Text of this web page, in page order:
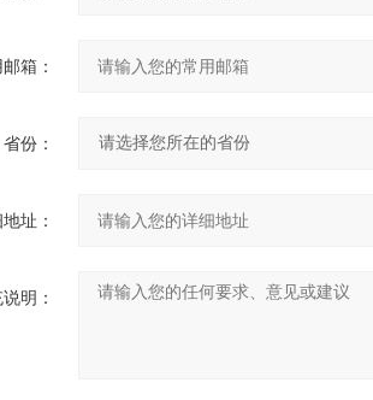
箱：
省份：
址：
明：